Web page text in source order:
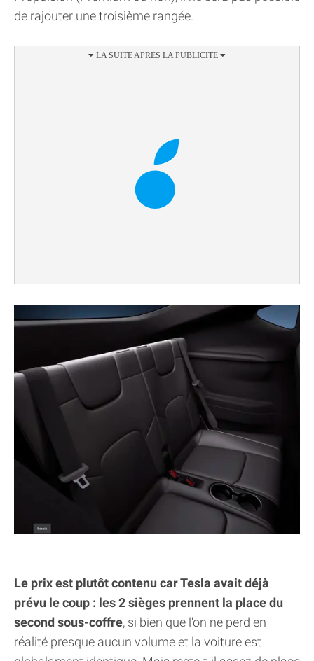
de rajouter une troisième rangée.
Le prix est plutôt contenu car Tesla avait déjà
prévu le coup : les 2 sièges prennent la place du
second sous-coffre, si bien que l'on ne perd en
réalité presque aucun volume et la voiture est